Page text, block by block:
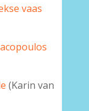
vaas
(Karin van